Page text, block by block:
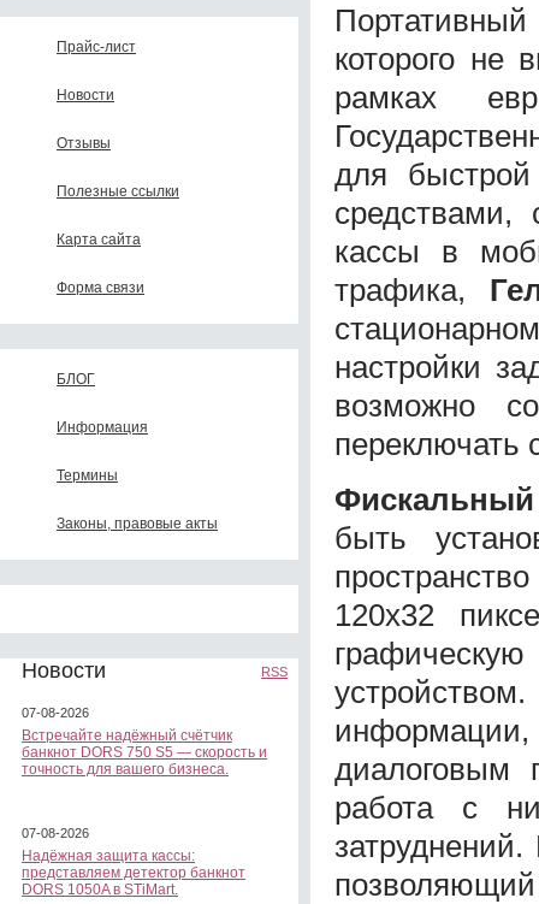
Прайс-лист
Новости
Отзывы
Полезные ссылки
Карта сайта
Форма связи
БЛОГ
Информация
Термины
Законы, правовые акты
Новости RSS
07-08-2026
Встречайте надёжный счётчик
банкнот DORS 750 S5 — скорость и
точность для вашего бизнеса.
07-08-2026
Надёжная защита кассы:
представляем детектор банкнот
DORS 1050A в STiMart.
которого не
рамках
для
средствами,
кассы в
трафика,
настройки
возможно
переключать
быть
120х32
диалоговым
работа с
позволяющий